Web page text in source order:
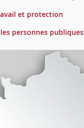
et protection
personnes publiques